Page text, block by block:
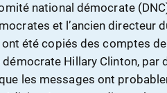
national démocrate
et l’ancien directeur
été copiés des comptes
Hillary Clinton, par
les messages ont